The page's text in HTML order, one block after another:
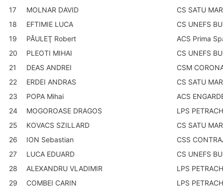
17
MOLNAR DAVID
CS SATU
18
EFTIMIE LUCA
CS UNEFS
19
PĂULEŢ Robert
ACS Prima
20
PLEOTI MIHAI
CS UNEFS
21
DEAS ANDREI
CSM
22
ERDEI ANDRAS
CS SATU
23
POPA Mihai
ACS
24
MOGOROASE DRAGOS
LPS
25
KOVACS SZILLARD
CS SATU
26
ION Sebastian
CSS
27
LUCA EDUARD
CS UNEFS
28
ALEXANDRU VLADIMIR
LPS
29
COMBEI CARIN
LPS